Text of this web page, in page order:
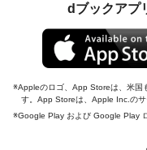
dブックアプ
Appleのロゴ、App Storeは、米国
す。App Storeは、Apple Inc.のサ
Google Play および Google Play